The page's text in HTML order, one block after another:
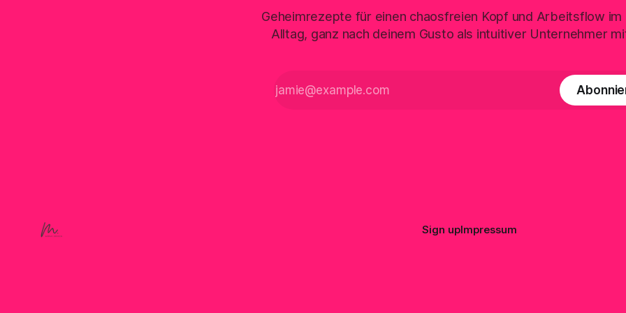
Geheimrezepte für einen chaosfreien Kopf und Arbeitsflow im
Alltag, ganz nach deinem Gusto als intuitiver Unternehmer
Sign upImpressum